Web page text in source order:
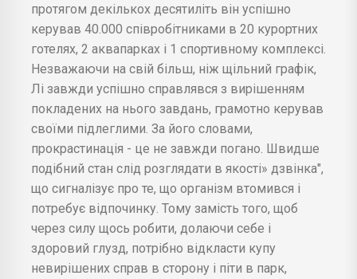
протягом декількох десятиліть він успішно
керував 40.000 співробітниками в 20 курортних
готелях, 2 аквапарках і 1 спортивному комплексі.
Незважаючи на свій більш, ніж щільний графік,
Лі завжди успішно справлявся з вирішенням
покладених на нього завдань, грамотно керував
своїми підлеглими. За його словами,
прокрастинація - це не завжди погано. Швидше
подібний стан слід розглядати в якості» дзвінка",
що сигналізує про те, що організм втомився і
потребує відпочинку. Тому замість того, щоб
через силу щось робити, долаючи себе і
здоровий глузд, потрібно відкласти купу
невирішених справ в сторону і піти в парк,